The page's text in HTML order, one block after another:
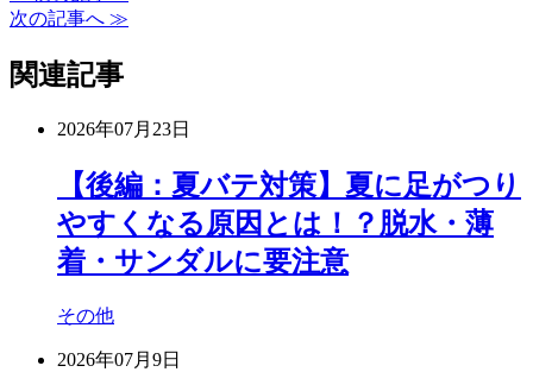
次の記事へ ≫
関連記事
2026年07月23日
【後編：夏バテ対策】夏に足がつり
やすくなる原因とは！？脱水・薄
着・サンダルに要注意
その他
2026年07月9日